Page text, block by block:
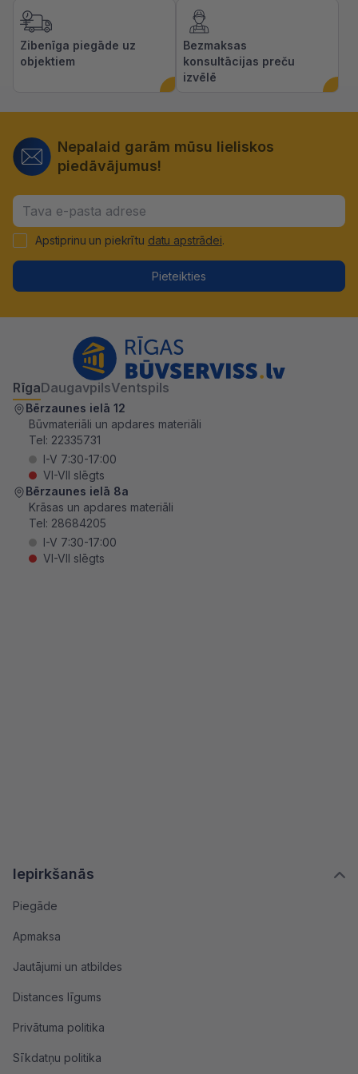
Zibenīga piegāde uz
objektiem
Bezmaksas
konsultācijas preču
izvēlē
Nepalaid garām mūsu lieliskos
piedāvājumus!
Apstiprinu un piekrītu datu apstrādei.
Pieteikties
Iepirkšanās
Piegāde
Apmaksa
Jautājumi un atbildes
Distances līgums
Privātuma politika
Sīkdatņu politika
RīgaDaugavpilsVentspils
Bērzaunes ielā 12
Būvmateriāli un apdares materiāli
Tel: 22335731
I-V 7:30-17:00
VI-VII slēgts
Bērzaunes ielā 8a
Krāsas un apdares materiāli
Tel: 28684205
I-V 7:30-17:00
VI-VII slēgts